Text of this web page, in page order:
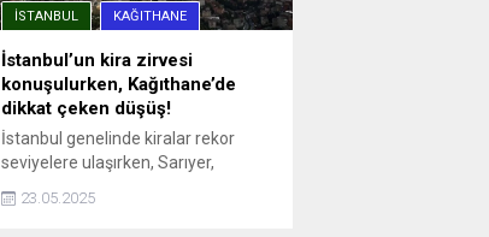
İSTANBUL KAĞITHANE
İstanbul’un kira zirvesi
konuşulurken, Kağıthane’de
dikkat çeken düşüş!
İstanbul genelinde kiralar rekor
seviyelere ulaşırken, Sarıyer,
Beşiktaş ve Kadıköy gibi ilçelerde
ortalama kira 90 bin TL’yi aşmış
23.05.2025